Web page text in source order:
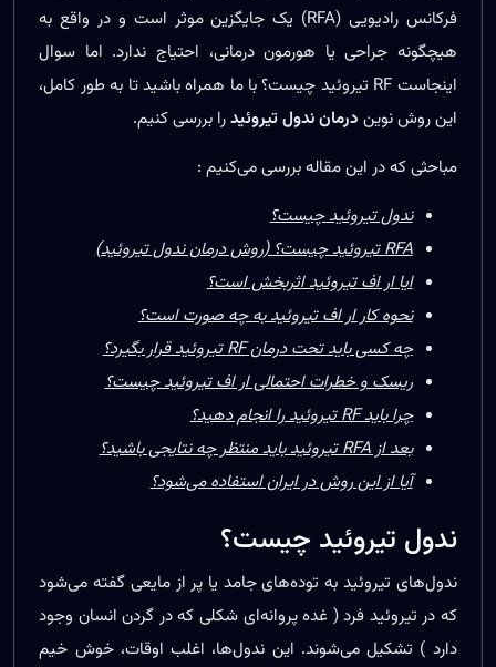
فرکانس رادیویی (RFA) یک جایگزین موثر است و در واقع به
هیچگونه جراحی یا هورمون درمانی، احتیاج ندارد. اما سوال
اینجاست RF تیروئید چیست؟ با ما همراه باشید تا به طور کامل،
این روش نوین درمان ندول تیروئیدرا بررسی کنیم.
مباحثی که در این مقاله بررسی می‌کنیم :
ندول تیروئید چیست؟
RFA تیروئید چیست؟ (روش درمان ندول تیروئید)
ایا ار اف تیروئید اثربخش است؟
نحوه کار ار اف تیروئید به چه صورت است؟
چه کسی باید تحت درمان RF تیروئید قرار بگیرد؟
ریسک و خطرات احتمالی ار اف تیروئید چیست؟
چرا باید RF تیروئید را انجام دهید؟
بعد از RFA تیروئید باید منتظر چه نتایجی باشید؟
آیا از این روش در ایران استفاده می‌شود؟
ندول تیروئید چیست؟
ندول‌های تیروئید به توده‌های جامد یا پر از مایعی گفته می‌شود
که در تیروئید فرد ( غده پروانه‌ای شکلی که در گردن انسان وجود
دارد ) تشکیل می‌شوند. این ندول‌ها، اغلب اوقات، خوش خیم